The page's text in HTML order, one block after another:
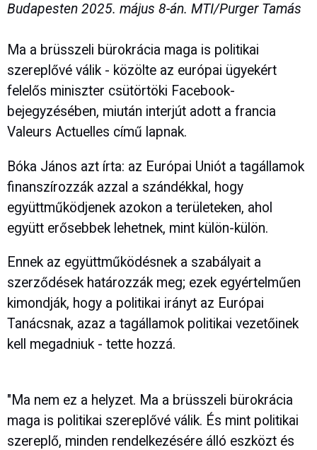
Budapesten 2025. május 8-án. MTI/Purger Tamás
Ma a brüsszeli bürokrácia maga is politikai
szereplővé válik - közölte az európai ügyekért
felelős miniszter csütörtöki Facebook-
bejegyzésében, miután interjút adott a francia
Valeurs Actuelles című lapnak.
Bóka János azt írta: az Európai Uniót a tagállamok
finanszírozzák azzal a szándékkal, hogy
együttműködjenek azokon a területeken, ahol
együtt erősebbek lehetnek, mint külön-külön.
Ennek az együttműködésnek a szabályait a
szerződések határozzák meg; ezek egyértelműen
kimondják, hogy a politikai irányt az Európai
Tanácsnak, azaz a tagállamok politikai vezetőinek
kell megadniuk - tette hozzá.
"Ma nem ez a helyzet. Ma a brüsszeli bürokrácia
maga is politikai szereplővé válik. És mint politikai
szereplő, minden rendelkezésére álló eszközt és